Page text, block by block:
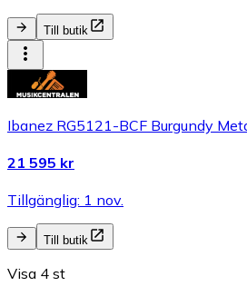
Till butik
Ibanez RG5121-BCF Burgundy
21 595 kr
Tillgänglig: 1 nov.
Till butik
Visa 4 st